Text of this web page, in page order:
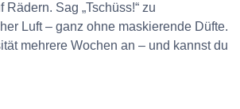
Sag „Tschüss!“ zu
Luft – ganz ohne maskierende Düfte.
mehrere Wochen an – und kannst du